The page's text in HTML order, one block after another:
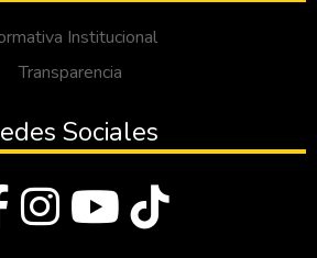
Institucional
Transparencia
Sociales